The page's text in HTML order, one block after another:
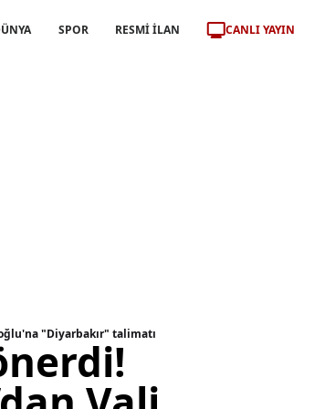
SPOR RESMİ İLAN CANLI YAYIN
"Diyarbakır" talimatı